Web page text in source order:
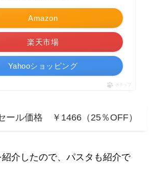
Amazon
楽天市場
Yahooショッピング
ポチップ
ール価格 ￥1466（25％OFF）
介したので、パスタも紹介で